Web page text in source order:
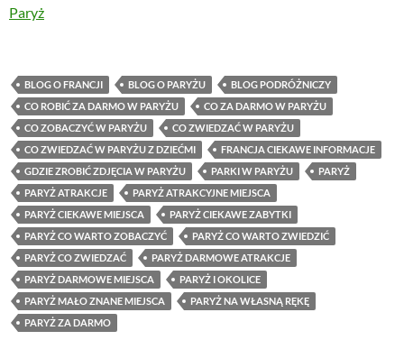
W odniesieniu do
Paryż
BLOG O FRANCJI BLOG O PARYŻU
BLOG PODRÓŻNICZY
CO ROBIĆ ZA DARMO W PARYŻU
CO ZA DARMO W PARYŻU
CO ZOBACZYĆ W PARYŻU
CO ZWIEDZAĆ W PARYŻU
CO ZWIEDZAĆ W PARYŻU Z DZIEĆMI
FRANCJA CIEKAWE INFORMACJE
GDZIE ZROBIĆ ZDJĘCIA W PARYŻU
PARKI W PARYŻU
PARYŻ
PARYŻ ATRAKCJE
PARYŻ ATRAKCYJNE MIEJSCA
PARYŻ CIEKAWE MIEJSCA
PARYŻ CIEKAWE ZABYTKI
PARYŻ CO WARTO ZOBACZYĆ
PARYŻ CO WARTO ZWIEDZIĆ
PARYŻ CO ZWIEDZAĆ
PARYŻ DARMOWE ATRAKCJE
PARYŻ DARMOWE MIEJSCA
PARYŻ I OKOLICE
PARYŻ MAŁO ZNANE MIEJSCA
PARYŻ NA WŁASNĄ RĘKĘ
PARYŻ ZA DARMO